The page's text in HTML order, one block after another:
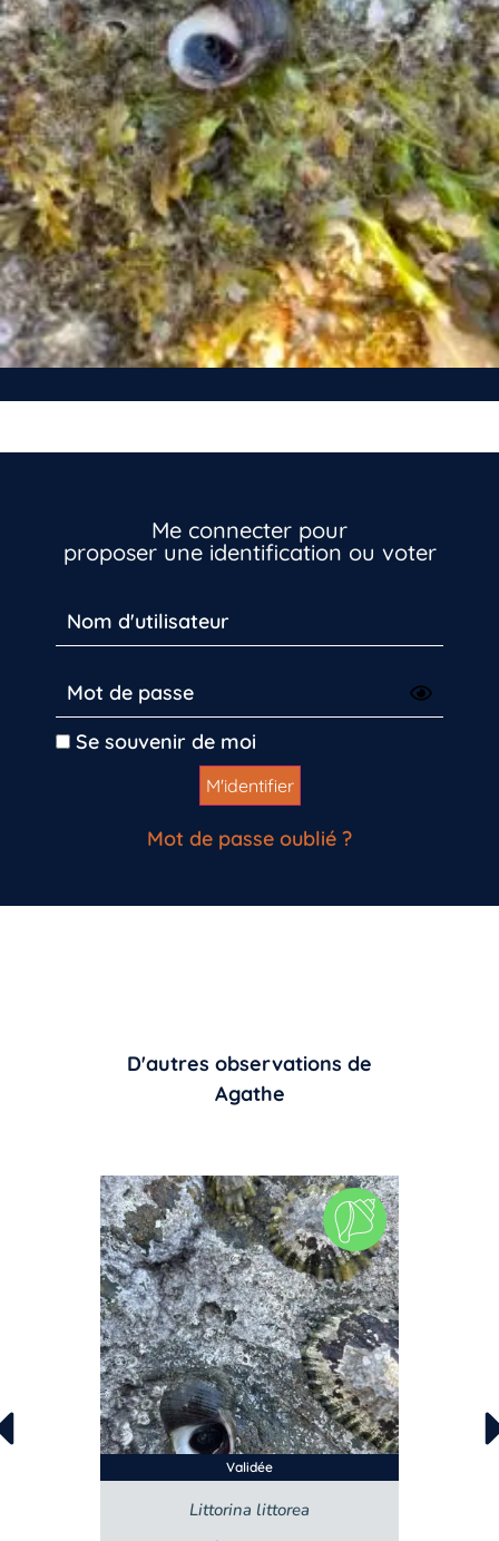
Me connecter pour
proposer une identification ou voter
Se souvenir de moi
Mot de passe oublié ?
D'autres observations de
Agathe
Validée
Steromphala umbilicalis